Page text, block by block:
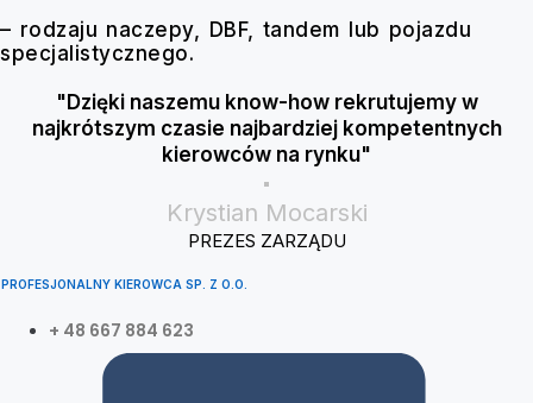
– rodzaju naczepy, DBF, tandem lub pojazdu
specjalistycznego.
"Dzięki naszemu know-how rekrutujemy w
najkrótszym czasie najbardziej kompetentnych
kierowców na rynku"
Krystian Mocarski
PREZES ZARZĄDU
PROFESJONALNY KIEROWCA SP. Z O.O.
+ 48 667 884 623